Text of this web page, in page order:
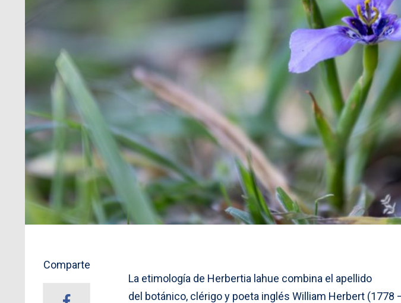
Comparte
La etimología de Herbertia lahue combina el apellido
del botánico, clérigo y poeta inglés William Herbert